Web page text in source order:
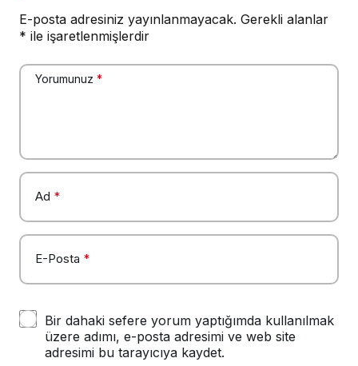
E-posta adresiniz yayınlanmayacak. Gerekli alanlar
* ile işaretlenmişlerdir
Yorumunuz *
Ad *
E-Posta *
Bir dahaki sefere yorum yaptığımda kullanılmak
üzere adımı, e-posta adresimi ve web site
adresimi bu tarayıcıya kaydet.